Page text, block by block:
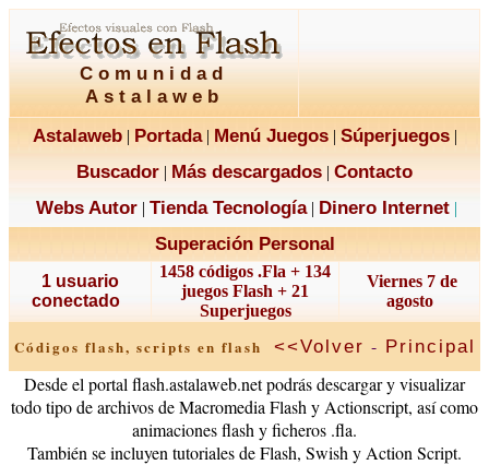
Comunidad
Astalaweb
Astalaweb| Portada| Menú Juegos| Súperjuegos|
Buscador | Más descargados | Contacto
Webs Autor | Tienda Tecnología| Dinero Internet |
Superación Personal
1 usuario
conectado
1458 códigos .Fla + 134
juegos Flash + 21
Superjuegos
Viernes 7 de
agosto
Códigos flash, scripts en flash <<Volver - Principal
Desde el portal flash.astalaweb.net podrás descargar y visualizar
todo tipo de archivos de Macromedia Flash y Actionscript, así como
animaciones flash y ficheros .fla.
También se incluyen tutoriales de Flash, Swish y Action Script.